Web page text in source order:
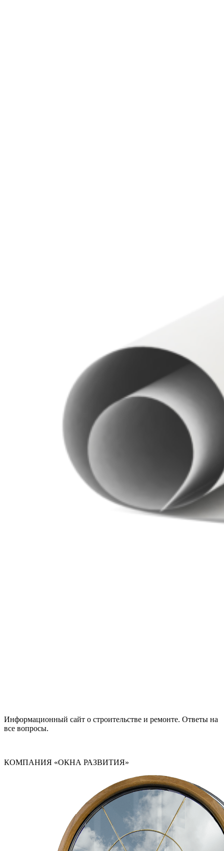
Информационный сайт о строительстве и ремонте. Ответы на
все вопросы.
КОМПАНИЯ «ОКНА РАЗВИТИЯ»